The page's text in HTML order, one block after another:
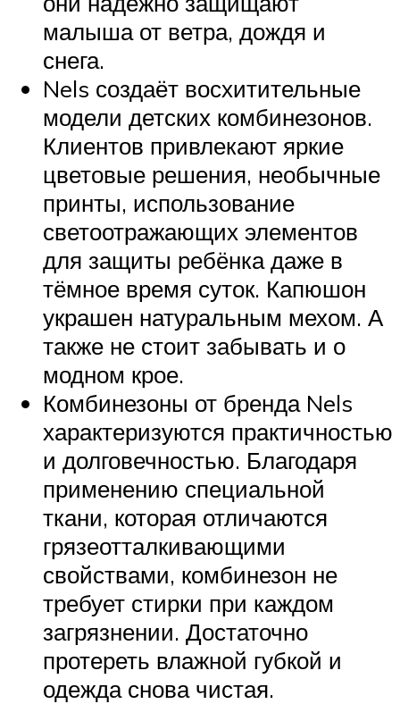
малыша от ветра, дождя и
снега.
Nels создаёт восхитительные
модели детских комбинезонов.
Клиентов привлекают яркие
цветовые решения, необычные
принты, использование
светоотражающих элементов
для защиты ребёнка даже в
тёмное время суток. Капюшон
украшен натуральным мехом. А
также не стоит забывать и о
модном крое.
Комбинезоны от бренда Nels
характеризуются практичностью
и долговечностью. Благодаря
применению специальной
ткани, которая отличаются
грязеотталкивающими
свойствами, комбинезон не
требует стирки при каждом
загрязнении. Достаточно
протереть влажной губкой и
одежда снова чистая.